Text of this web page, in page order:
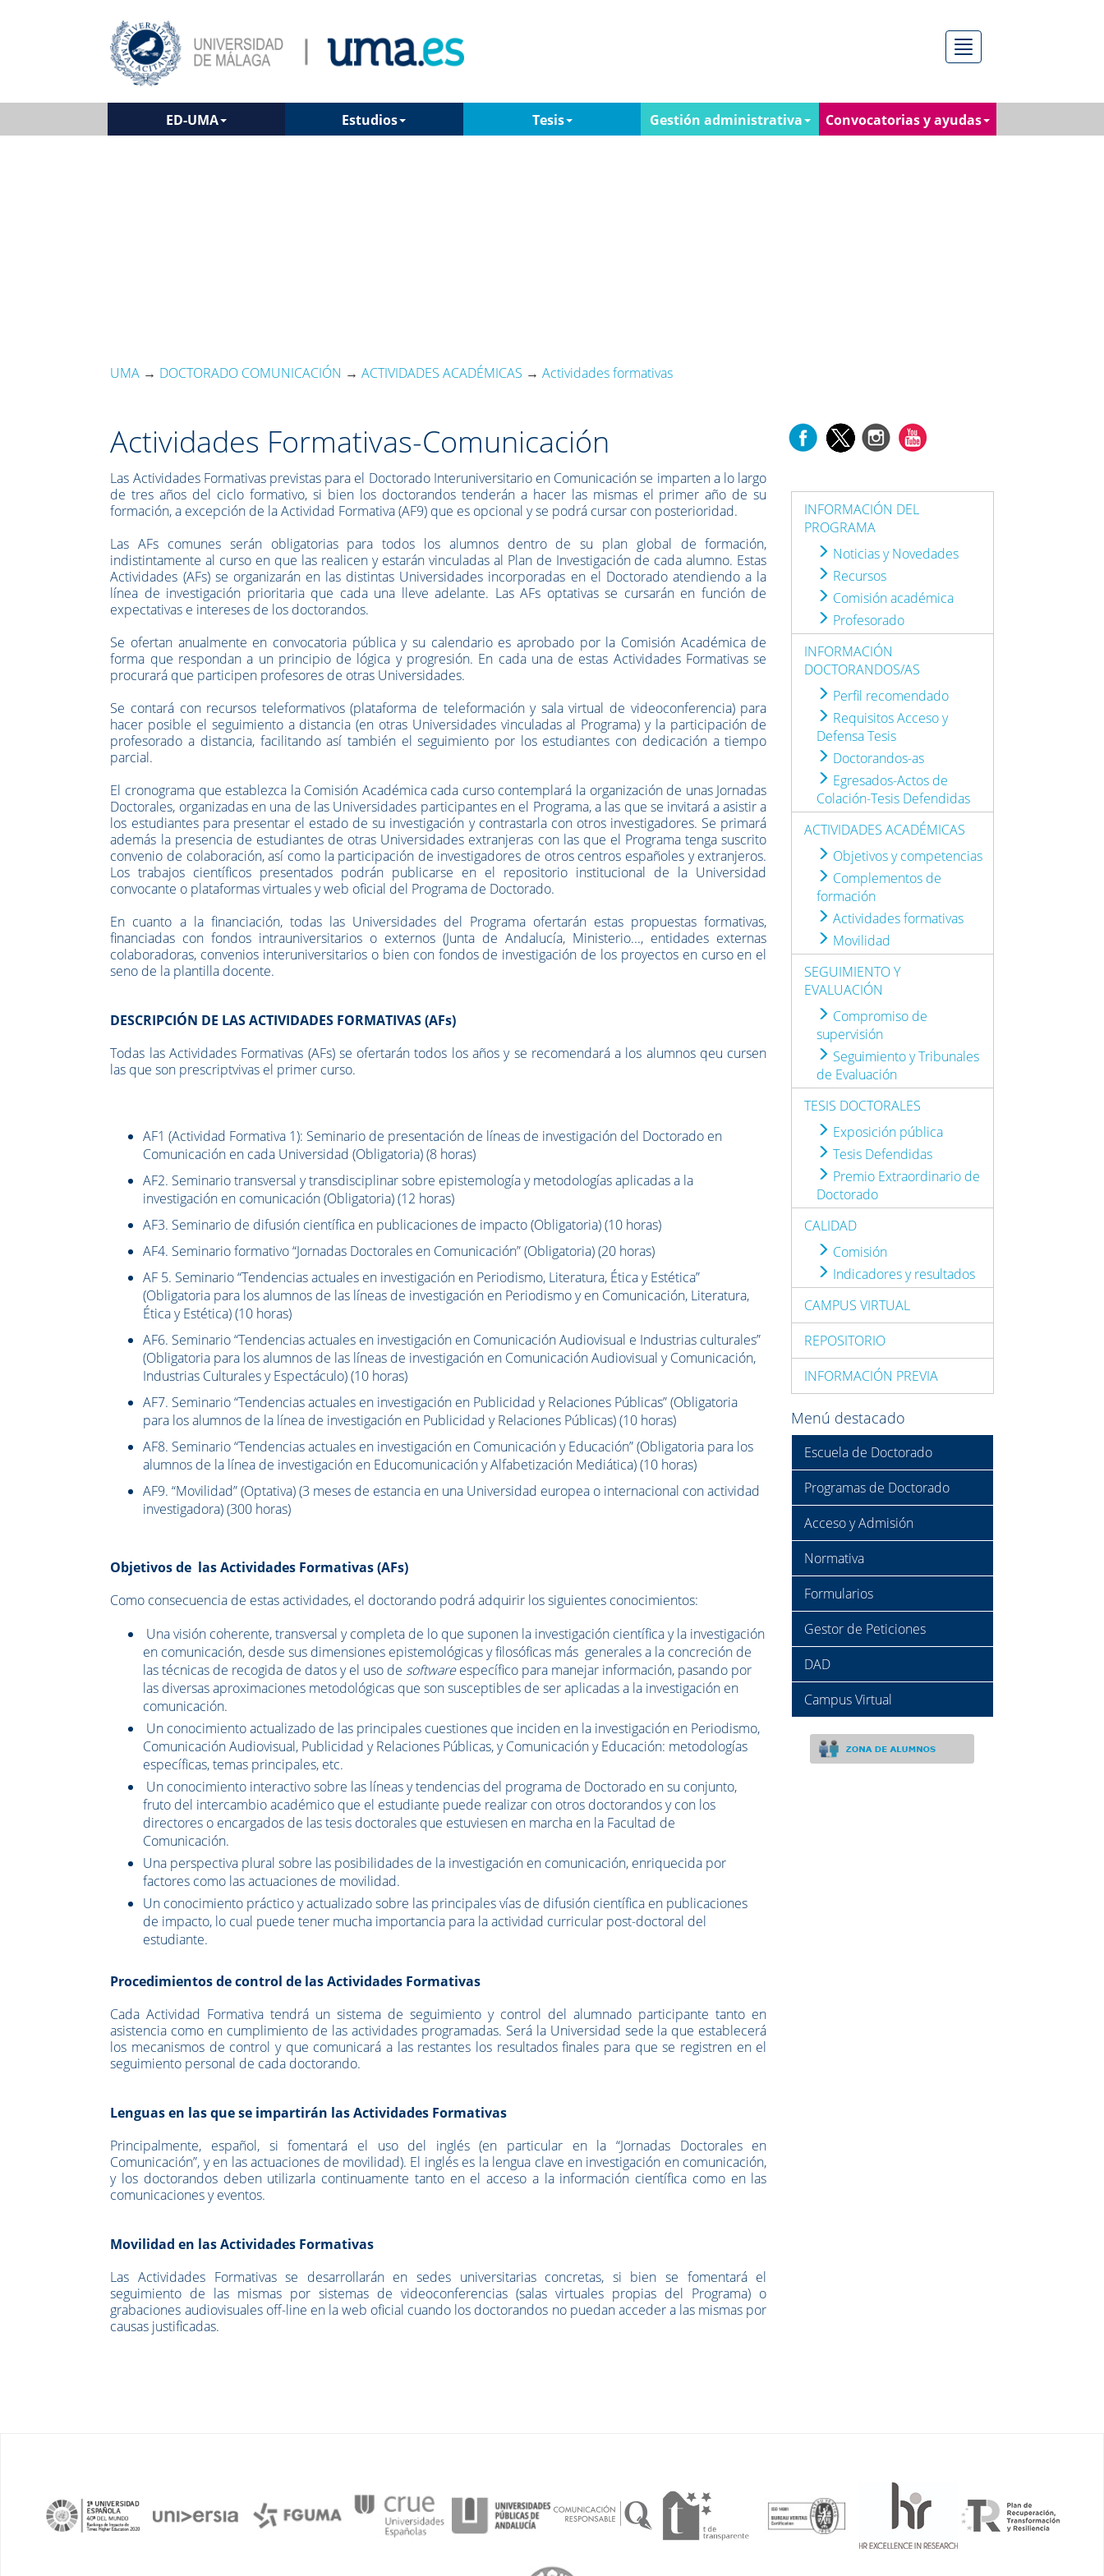
Menú
ED-UMA Estudios Tesis Gestión administrativa Convocatorias y ayudas
UMA → DOCTORADO COMUNICACIÓN → ACTIVIDADES ACADÉMICAS → Actividades formativas
Actividades Formativas-Comunicación
Las Actividades Formativas previstas para el Doctorado Interuniversitario en Comunicación se imparten a lo largo
de tres años del ciclo formativo, si bien los doctorandos tenderán a hacer las mismas el primer año de su
formación, a excepción de la Actividad Formativa (AF9) que es opcional y se podrá cursar con posterioridad.
Las AFs comunes serán obligatorias para todos los alumnos dentro de su plan global de formación,
indistintamente al curso en que las realicen y estarán vinculadas al Plan de Investigación de cada alumno. Estas
Actividades (AFs) se organizarán en las distintas Universidades incorporadas en el Doctorado atendiendo a la
línea de investigación prioritaria que cada una lleve adelante. Las AFs optativas se cursarán en función de
expectativas e intereses de los doctorandos.
Se ofertan anualmente en convocatoria pública y su calendario es aprobado por la Comisión Académica de
forma que respondan a un principio de lógica y progresión. En cada una de estas Actividades Formativas se
procurará que participen profesores de otras Universidades.
Se contará con recursos teleformativos (plataforma de teleformación y sala virtual de videoconferencia) para
hacer posible el seguimiento a distancia (en otras Universidades vinculadas al Programa) y la participación de
profesorado a distancia, facilitando así también el seguimiento por los estudiantes con dedicación a tiempo
parcial.
El cronograma que establezca la Comisión Académica cada curso contemplará la organización de unas Jornadas
Doctorales, organizadas en una de las Universidades participantes en el Programa, a las que se invitará a asistir a
los estudiantes para presentar el estado de su investigación y contrastarla con otros investigadores. Se primará
además la presencia de estudiantes de otras Universidades extranjeras con las que el Programa tenga suscrito
convenio de colaboración, así como la participación de investigadores de otros centros españoles y extranjeros.
Los trabajos científicos presentados podrán publicarse en el repositorio institucional de la Universidad
convocante o plataformas virtuales y web oficial del Programa de Doctorado.
En cuanto a la financiación, todas las Universidades del Programa ofertarán estas propuestas formativas,
financiadas con fondos intrauniversitarios o externos (Junta de Andalucía, Ministerio..., entidades externas
colaboradoras, convenios interuniversitarios o bien con fondos de investigación de los proyectos en curso en el
seno de la plantilla docente.
DESCRIPCIÓN DE LAS ACTIVIDADES FORMATIVAS (AFs)
Todas las Actividades Formativas (AFs) se ofertarán todos los años y se recomendará a los alumnos qeu cursen
las que son prescriptvivas el primer curso.
AF1 (Actividad Formativa 1): Seminario de presentación de líneas de investigación del Doctorado en
Comunicación en cada Universidad (Obligatoria) (8 horas)
AF2. Seminario transversal y transdisciplinar sobre epistemología y metodologías aplicadas a la
investigación en comunicación (Obligatoria) (12 horas)
AF3. Seminario de difusión científica en publicaciones de impacto (Obligatoria) (10 horas)
AF4. Seminario formativo “Jornadas Doctorales en Comunicación” (Obligatoria) (20 horas)
AF 5. Seminario “Tendencias actuales en investigación en Periodismo, Literatura, Ética y Estética”
(Obligatoria para los alumnos de las líneas de investigación en Periodismo y en Comunicación, Literatura,
Ética y Estética) (10 horas)
AF6. Seminario “Tendencias actuales en investigación en Comunicación Audiovisual e Industrias culturales”
(Obligatoria para los alumnos de las líneas de investigación en Comunicación Audiovisual y Comunicación,
Industrias Culturales y Espectáculo) (10 horas)
AF7. Seminario “Tendencias actuales en investigación en Publicidad y Relaciones Públicas” (Obligatoria
para los alumnos de la línea de investigación en Publicidad y Relaciones Públicas) (10 horas)
AF8. Seminario “Tendencias actuales en investigación en Comunicación y Educación” (Obligatoria para los
alumnos de la línea de investigación en Educomunicación y Alfabetización Mediática) (10 horas)
AF9. “Movilidad” (Optativa) (3 meses de estancia en una Universidad europea o internacional con actividad
investigadora) (300 horas)
Objetivos de las Actividades Formativas (AFs)
Como consecuencia de estas actividades, el doctorando podrá adquirir los siguientes conocimientos:
Una visión coherente, transversal y completa de lo que suponen la investigación científica y la investigación
en comunicación, desde sus dimensiones epistemológicas y filosóficas más generales a la concreción de
las técnicas de recogida de datos y el uso desoftwareespecífico para manejar información, pasando por
las diversas aproximaciones metodológicas que son susceptibles de ser aplicadas a la investigación en
comunicación.
Un conocimiento actualizado de las principales cuestiones que inciden en la investigación en Periodismo,
Comunicación Audiovisual, Publicidad y Relaciones Públicas, y Comunicación y Educación: metodologías
específicas, temas principales, etc.
Un conocimiento interactivo sobre las líneas y tendencias del programa de Doctorado en su conjunto,
fruto del intercambio académico que el estudiante puede realizar con otros doctorandos y con los
directores o encargados de las tesis doctorales que estuviesen en marcha en la Facultad de
Comunicación.
Una perspectiva plural sobre las posibilidades de la investigación en comunicación, enriquecida por
factores como las actuaciones de movilidad.
Un conocimiento práctico y actualizado sobre las principales vías de difusión científica en publicaciones
de impacto, lo cual puede tener mucha importancia para la actividad curricular post-doctoral del
estudiante.
Procedimientos de control de las Actividades Formativas
Cada Actividad Formativa tendrá un sistema de seguimiento y control del alumnado participante tanto en
asistencia como en cumplimiento de las actividades programadas. Será la Universidad sede la que establecerá
los mecanismos de control y que comunicará a las restantes los resultados finales para que se registren en el
seguimiento personal de cada doctorando.
Lenguas en las que se impartirán las Actividades Formativas
Principalmente, español, si fomentará el uso del inglés (en particular en la “Jornadas Doctorales en
Comunicación”, y en las actuaciones de movilidad). El inglés es la lengua clave en investigación en comunicación,
y los doctorandos deben utilizarla continuamente tanto en el acceso a la información científica como en las
comunicaciones y eventos.
Movilidad en las Actividades Formativas
Las Actividades Formativas se desarrollarán en sedes universitarias concretas, si bien se fomentará el
seguimiento de las mismas por sistemas de videoconferencias (salas virtuales propias del Programa) o
grabaciones audiovisuales off-line en la web oficial cuando los doctorandos no puedan acceder a las mismas por
causas justificadas.
INFORMACIÓN DEL
PROGRAMA
Noticias y Novedades
Recursos
Comisión académica
Profesorado
INFORMACIÓN
DOCTORANDOS/AS
Perfil recomendado
Requisitos Acceso y
Defensa Tesis
Doctorandos-as
Egresados-Actos de
Colación-Tesis Defendidas
ACTIVIDADES ACADÉMICAS
Objetivos y competencias
Complementos de
formación
Actividades formativas
Movilidad
SEGUIMIENTO Y
EVALUACIÓN
Compromiso de
supervisión
Seguimiento y Tribunales
de Evaluación
TESIS DOCTORALES
Exposición pública
Tesis Defendidas
Premio Extraordinario de
Doctorado
CALIDAD
Comisión
Indicadores y resultados
CAMPUS VIRTUAL
REPOSITORIO
INFORMACIÓN PREVIA
Menú destacado
Escuela de Doctorado
Programas de Doctorado
Acceso y Admisión
Normativa
Formularios
Gestor de Peticiones
DAD
Campus Virtual